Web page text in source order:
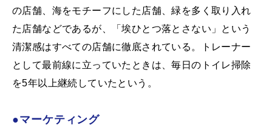
の店舗、海をモチーフにした店舗、緑を多く取り入れ
た店舗などであるが、「埃ひとつ落とさない」という
清潔感はすべての店舗に徹底されている。トレーナー
として最前線に立っていたときは、毎日のトイレ掃除
を5年以上継続していたという。
●マーケティング